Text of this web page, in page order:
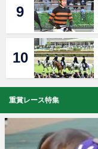
重賞レース特集